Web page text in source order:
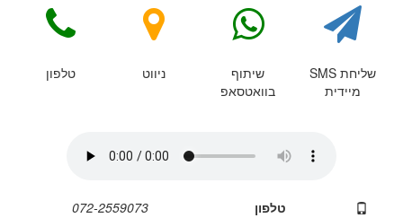
שליחת SMS
מיידית
שיתוף
בוואטסאפ
ניווט טלפון
טלפון
072-2559073